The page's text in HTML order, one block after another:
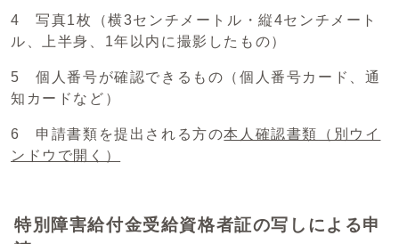
4 写真1枚（横3センチメートル・縦4センチメート
ル、上半身、1年以内に撮影したもの）
5 個人番号が確認できるもの（個人番号カード、通
知カードなど）
6 申請書類を提出される方の本人確認書類
（別ウイ
ンドウで開く）
特別障害給付金受給資格者証の写しによる申